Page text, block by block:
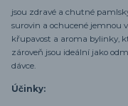
jsou zdravé a chutné
surovin a ochucené jemnou
křupavost a aroma bylinky,
zároveň jsou ideální jako
dávce.
Účinky: